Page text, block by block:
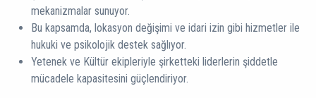
mekanizmalar sunuyor.
Bu kapsamda, lokasyon değişimi ve idari izin gibi hizmetler ile
hukuki ve psikolojik destek sağlıyor.
Yetenek ve Kültür ekipleriyle şirketteki liderlerin şiddetle
mücadele kapasitesini güçlendiriyor.